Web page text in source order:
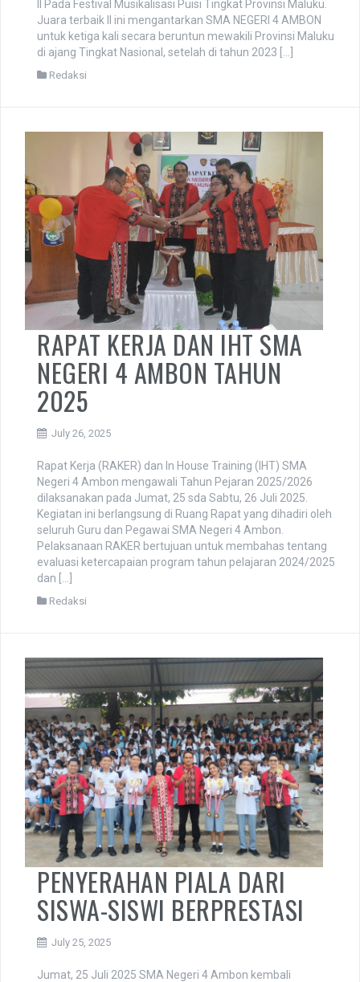
II Pada Festival Musikalisasi Puisi Tingkat Provinsi Maluku.
Juara terbaik II ini mengantarkan SMA NEGERI 4 AMBON
untuk ketiga kali secara beruntun mewakili Provinsi Maluku
di ajang Tingkat Nasional, setelah di tahun 2023 […]
Redaksi
RAPAT KERJA DAN IHT SMA
NEGERI 4 AMBON TAHUN
2025
July 26, 2025
Rapat Kerja (RAKER) dan In House Training (IHT) SMA
Negeri 4 Ambon mengawali Tahun Pejaran 2025/2026
dilaksanakan pada Jumat, 25 sda Sabtu, 26 Juli 2025.
Kegiatan ini berlangsung di Ruang Rapat yang dihadiri oleh
seluruh Guru dan Pegawai SMA Negeri 4 Ambon.
Pelaksanaan RAKER bertujuan untuk membahas tentang
evaluasi ketercapaian program tahun pelajaran 2024/2025
dan […]
Redaksi
PENYERAHAN PIALA DARI
SISWA-SISWI BERPRESTASI
July 25, 2025
Jumat, 25 Juli 2025 SMA Negeri 4 Ambon kembali